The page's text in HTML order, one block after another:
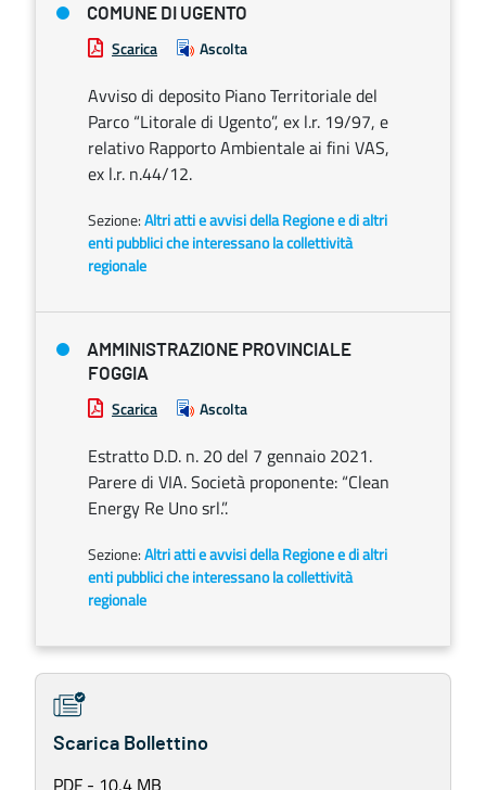
COMUNE DI UGENTO
Scarica Ascolta
Avviso di deposito Piano Territoriale del
Parco “Litorale di Ugento”, ex l.r. 19/97, e
relativo Rapporto Ambientale ai fini VAS,
ex l.r. n.44/12.
Sezione:Altri atti e avvisi della Regione e di altri
enti pubblici che interessano la collettività
regionale
AMMINISTRAZIONE PROVINCIALE
FOGGIA
Scarica Ascolta
Estratto D.D. n. 20 del 7 gennaio 2021.
Parere di VIA. Società proponente: “Clean
Energy Re Uno srl.”.
Sezione:Altri atti e avvisi della Regione e di altri
enti pubblici che interessano la collettività
regionale
Scarica Bollettino
PDF - 10,4 MB